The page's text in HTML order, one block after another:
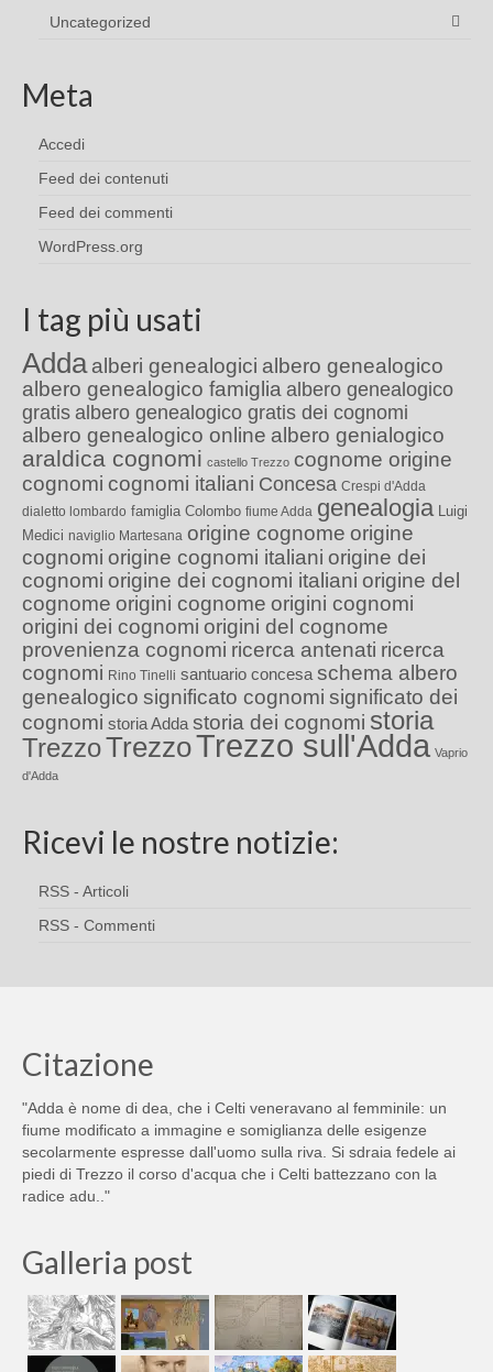
Uncategorized
Meta
Accedi
Feed dei contenuti
Feed dei commenti
WordPress.org
I tag più usati
Adda alberi genealogici albero genealogico
albero genealogico famiglia albero genealogico
gratis albero genealogico gratis dei cognomi
albero genealogico online albero genialogico
araldica cognomi castello Trezzo cognome origine
cognomi cognomi italiani Concesa Crespi d'Adda
dialetto lombardo famiglia Colombo fiume Adda genealogia Luigi
Medici naviglio Martesana origine cognome origine
cognomi origine cognomi italiani origine dei
cognomi origine dei cognomi italiani origine del
cognome origini cognome origini cognomi
origini dei cognomi origini del cognome
provenienza cognomi ricerca antenati ricerca
cognomi Rino Tinelli santuario concesa schema albero
genealogico significato cognomi significato dei
cognomi storia Adda storia dei cognomi storia
TrezzoTrezzoTrezzo sull'Adda Vaprio
d'Adda
Ricevi le nostre notizie:
RSS - Articoli
RSS - Commenti
Citazione
"Adda è nome di dea, che i Celti veneravano al femminile: un
fiume modificato a immagine e somiglianza delle esigenze
secolarmente espresse dall'uomo sulla riva. Si sdraia fedele ai
piedi di Trezzo il corso d'acqua che i Celti battezzano con la
radice adu.."
Galleria post